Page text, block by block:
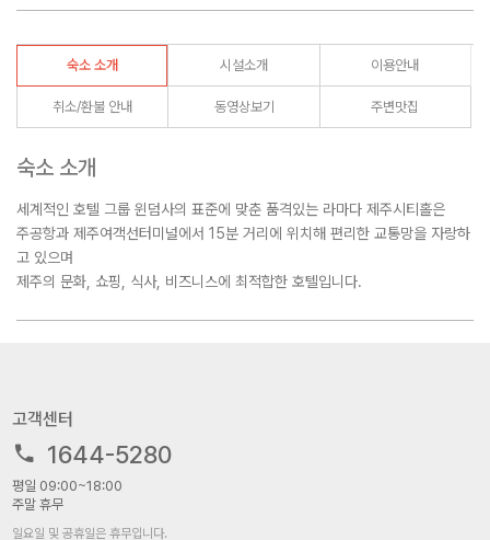
숙소 소개 시설소개 이용안내
취소/환불 안내 동영상보기 주변맛집
숙소 소개
세계적인 호텔 그룹 윈덤사의 표준에 맞춘 품격있는 라마다 제주시티홀은
주공항과 제주여객선터미널에서 15분 거리에 위치해 편리한 교통망을 자랑하
고 있으며
제주의 문화, 쇼핑, 식사, 비즈니스에 최적합한 호텔입니다.
고객센터
1644-5280
평일 09:00~18:00
주말 휴무
일요일 및 공휴일은 휴무입니다.